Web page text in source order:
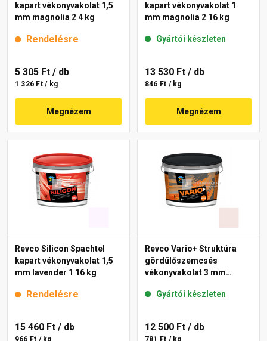
kapart vékonyvakolat 1,5
mm magnolia 2 4 kg
Rendelésre
5 305 Ft / db
1 326 Ft / kg
Megnézem
kapart vékonyvakolat 1
mm magnolia 2 16 kg
Gyártói készleten
13 530 Ft / db
846 Ft / kg
Megnézem
Revco Silicon Spachtel
kapart vékonyvakolat 1,5
mm lavender 1 16 kg
Rendelésre
15 460 Ft / db
Revco Vario+ Struktúra
gördülőszemcsés
vékonyvakolat 3 mm
Gyártói készleten
12 500 Ft / db